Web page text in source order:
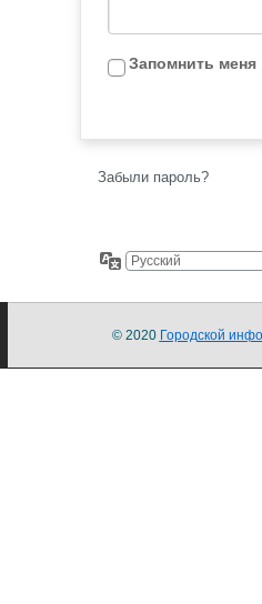
Запомнить меня
Забыли пароль?
© 2020 Городской